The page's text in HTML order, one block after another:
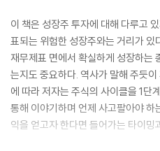
이 책은 성장주 투자에 대해 다루고
표되는 위험한 성장주와는 거리가
재무제표 면에서 확실하게 성장하는
는지도 중요하다. 역사가 말해 주듯
에 따라 저자는 주식의 사이클을 1단
통해 이야기하며 언제 사고팔아야
익을 얻고자 한다면 들어가는 타이